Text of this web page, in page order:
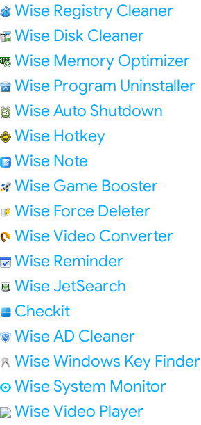
Wise Registry Cleaner
Wise Disk Cleaner
Wise Memory Optimizer
Wise Program Uninstaller
Wise Auto Shutdown
Wise Hotkey
Wise Note
Wise Game Booster
Wise Force Deleter
Wise Video Converter
Wise Reminder
Wise JetSearch
Checkit
Wise AD Cleaner
Wise Windows Key Finder
Wise System Monitor
Wise Video Player